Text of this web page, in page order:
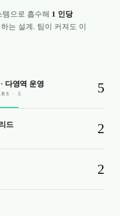
으로 흡수해 1 인당
는 설계. 팀이 커져도 이
다영역 운영
· 5 5
드 2
2